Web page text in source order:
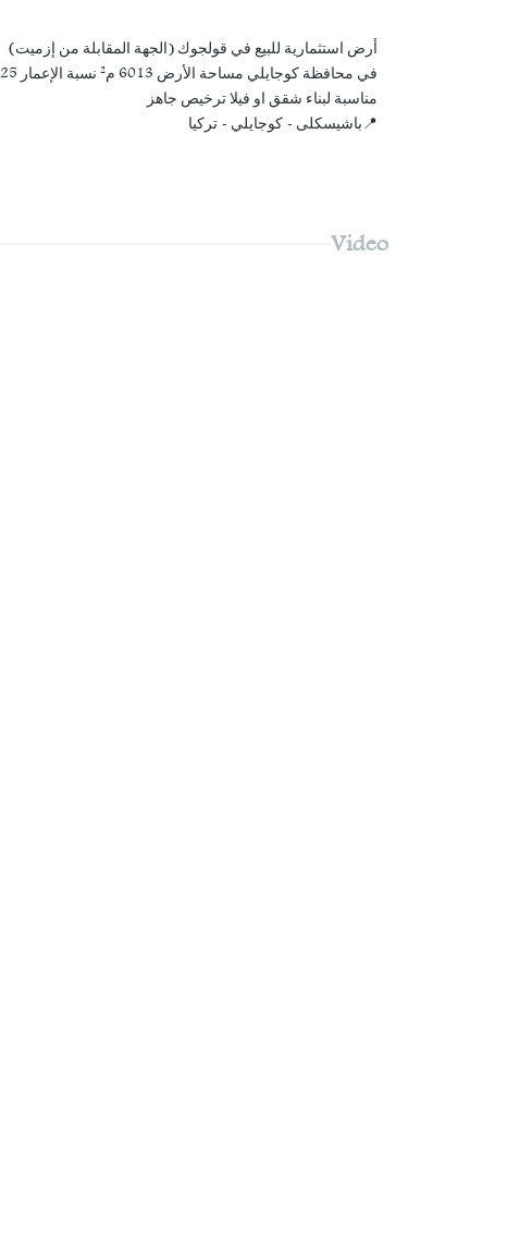
أرض استثمارية للبيع في قولجوك (الجهة المقابلة من إزميت)
في محافظة كوجايلي مساحة الأرض 6013 م² نسبة الإعمار 25%
مناسبة لبناء شقق او فيلا ترخيص جاهز
📍باشيسكلى - كوجايلي - تركيا
Video